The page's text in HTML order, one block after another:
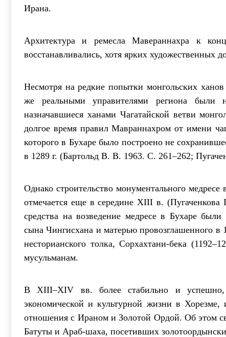
Ирана.
Архитектура и ремесла Мавераннахра к
восстанавливались, хотя ярких художественных
Несмотря на редкие попытки монгольских
же реальными управителями региона были
назначавшиеся ханами Чагатайской ветви
долгое время правил Мавраннахром от имени
которого в Бухаре было построено не
в 1289 г. (Бартольд В. В. 1963. С. 261–262;
Однако строительство монументального
отмечается еще в середине XIII в.
средства на возведение медресе в Бухаре
сына Чингисхана и матерью провозглашенного
несторианского толка, Сорхахтани-бека
мусульманам.
В XIII–XIV вв. более стабильно и успешно,
экономической и культурной жизни в
отношения с Ираном и Золотой Ордой. Об этом
Батуты и Араб-шаха, посетивших